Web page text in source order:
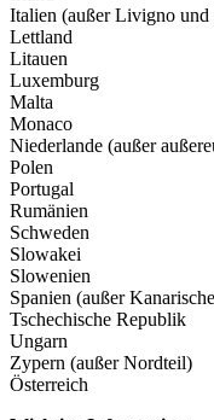
Italien (außer Livigno und
Lettland
Litauen
Luxemburg
Malta
Monaco
Niederlande (außer
Polen
Portugal
Rumänien
Schweden
Slowakei
Slowenien
Spanien (außer
Tschechische Republik
Ungarn
Zypern (außer Nordteil)
Österreich